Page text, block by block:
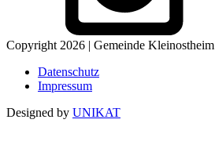
Copyright 2026 | Gemeinde Kleinostheim
Datenschutz
Impressum
Designed by UNIKAT